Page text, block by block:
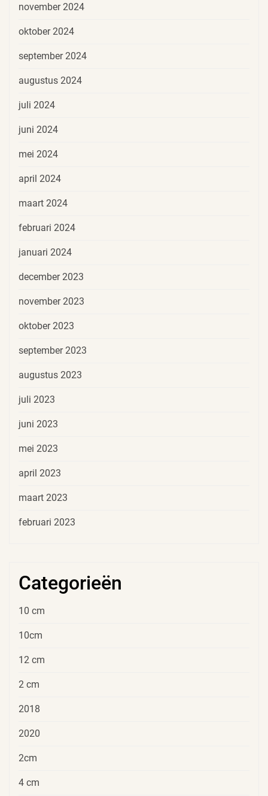
november 2024
oktober 2024
september 2024
augustus 2024
juli 2024
juni 2024
mei 2024
april 2024
maart 2024
februari 2024
januari 2024
december 2023
november 2023
oktober 2023
september 2023
augustus 2023
juli 2023
juni 2023
mei 2023
april 2023
maart 2023
februari 2023
Categorieën
10 cm
10cm
12 cm
2 cm
2018
2020
2cm
4 cm